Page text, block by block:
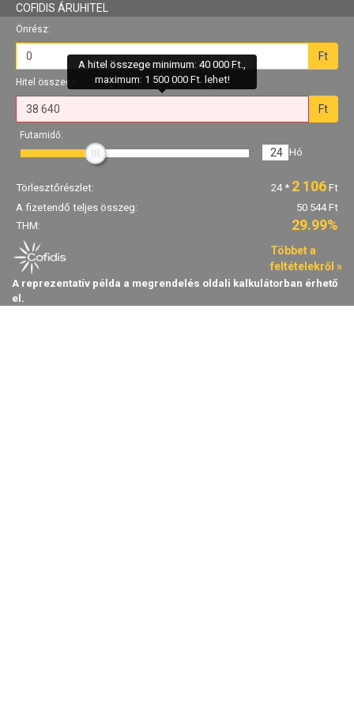
COFIDIS ÁRUHITEL
Önrész:
Ft
Hitel összege:
A hitel összege minimum: 40 000 Ft.,
maximum: 1 500 000 Ft. lehet!
Ft
Futamidő:
24 Hó
Törlesztőrészlet: 24* 2 106 Ft
A fizetendő teljes összeg:
50 544 Ft
THM:
29.99%
Többet a
feltételekről »
A reprezentatív példa a megrendelés oldali kalkulátorban érhető
el.